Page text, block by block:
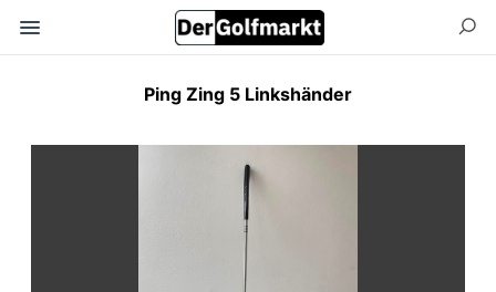
Ping Zing 5 Linkshänder